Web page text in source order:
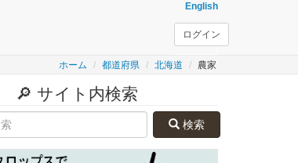
English
ログイン
ホーム 都道府県 北海道 農家
🔎 サイト内検索
検索